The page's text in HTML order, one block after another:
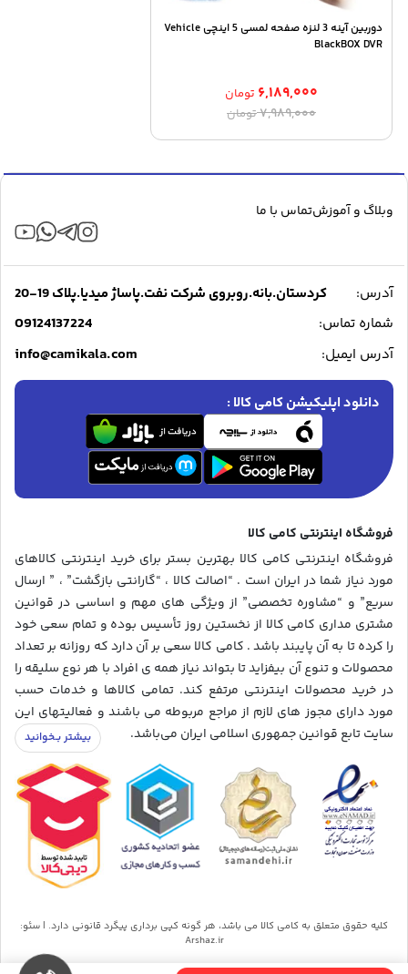
دوربین آینه 3 لنزه صفحه لمسی 5 اینچی Vehicle
BlackBOX DVR
۷,۹۸۹,۰۰۰تومانقیمت
۷,۹۸۹,۰۰۰ تومان
۶,۱۸۹,۰۰۰ تومان
قیمت
۶,۱۸۹,۰۰۰ تومان.
وبلاگ و آموزشتماس با ما
آدرس:
کردستان.بانه.روبروی شرکت نفت.پاساژ میدیا.پلاک 19-20
شماره تماس:
09124137224
آدرس ایمیل: info@camikala.com
دانلود اپلیکیشن کامی کالا :
فروشگاه اینترنتی کامی کالا
فروشگاه اینترنتی کامی کالا بهترین بستر برای خرید اینترنتی کالاهای
مورد نیاز شما در ایران است . “اصالت کالا ، “گارانتی بازگشت” ، ” ارسال
سریع” و “مشاوره تخصصی” از ویژگی های مهم و اساسی در قوانین
مشتری مداری کامی کالا از نخستین روز تأسیس بوده و تمام سعی خود
را کرده تا به آن پایبند باشد . کامی کالا سعی بر آن دارد که روزانه بر تعداد
محصولات و تنوع آن بیفزاید تا بتواند نیاز همه ی افراد با هر نوع سلیقه را
در خرید محصولات اینترنتی مرتفع کند. تمامی کالاها و خدمات حسب
مورد دارای مجوز های لازم از مراجع مربوطه می باشند و فعالیتهای این
سایت تابع قوانین جمهوری اسلامی ایران می‌باشد.
کلیه حقوق متعلق به کامی کالا می باشد، هر گونه کپی برداری پیگرد قانونی دارد. | سئو:
Arshaz.ir